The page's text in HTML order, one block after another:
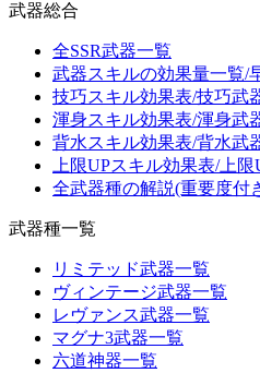
武器総合
全SSR武器一覧
武器スキルの効果量一覧/
技巧スキル効果表/技巧武
渾身スキル効果表/渾身武
背水スキル効果表/背水武
上限UPスキル効果表/上
全武器種の解説(重要度付
武器種一覧
リミテッド武器一覧
ヴィンテージ武器一覧
レヴァンス武器一覧
マグナ3武器一覧
六道神器一覧